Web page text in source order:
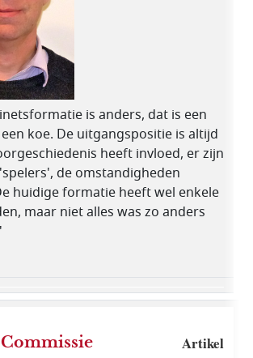
is anders, dat is een
koe. De uitgangspositie is altijd
heeft invloed, er zijn
de omstandigheden
huidige formatie heeft wel enkele
maar niet alles was zo anders
Artikel